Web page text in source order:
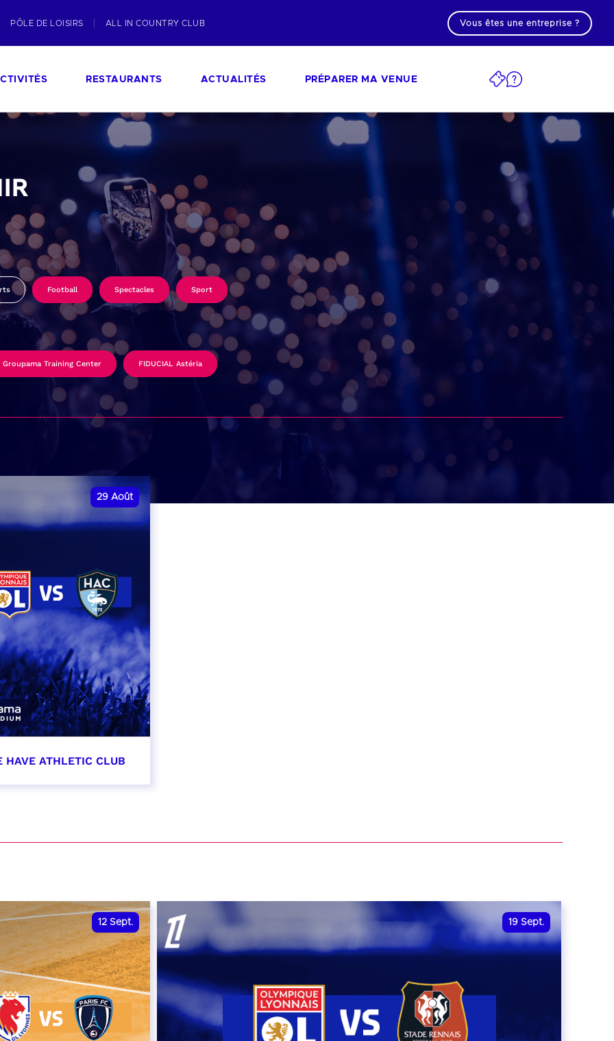
PÔLE DE LOISIRS ALL IN COUNTRY CLUB Vous êtes une entreprise ?
RESTAURANTS ACTUALITÉS PRÉPARER MA VENUE
Football Spectacles Sport
Groupama Training Center FIDUCIAL Astéria
29 Août
HAVE ATHLETIC CLUB
12 Sept. 19 Sept.